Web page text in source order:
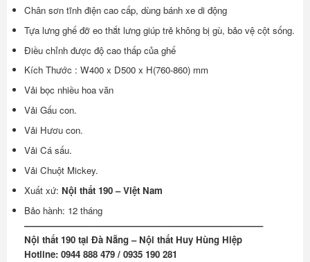
Chân sơn tĩnh điện cao cấp, dùng bánh xe di động
Tựa lưng ghế đỡ eo thắt lưng giúp trẻ không bị gù, bảo vệ cột sống.
Điều chỉnh được độ cao thấp của ghế
Kích Thước : W400 x D500 x H(760-860) mm
Vải bọc nhiều hoa văn
Vải Gấu con.
Vải Hươu con.
Vải Cá sấu.
Vải Chuột Mickey.
Xuất xứ: Nội thất 190 – Việt Nam
Bảo hành: 12 tháng
——————————————————————————–
Nội thất 190 tại Đà Nẵng – Nội thất Huy Hùng Hiệp
Hotline: 0944 888 479 / 0935 190 281